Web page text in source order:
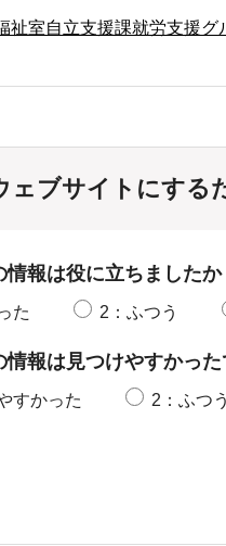
祉室自立支援課就労支援グ
ェブサイトにする
情報は役に立ちましたか
た 2：ふつう
情報は見つけやすかった
すかった 2：ふつう